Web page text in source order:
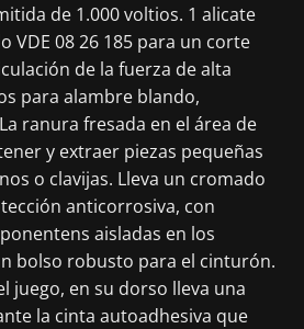
de 1.000 voltios. 1 alicate
VDE 08 26 185 para un corte
de la fuerza de alta
para alambre blando,
ranura fresada en el área de
y extraer piezas pequeñas
o clavijas. Lleva un cromado
anticorrosiva, con
aisladas en los
bolso robusto para el cinturón.
juego, en su dorso lleva una
la cinta autoadhesiva que